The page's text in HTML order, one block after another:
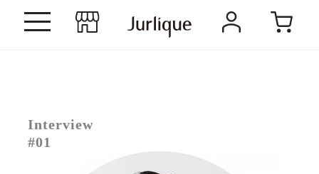
Interview
#01